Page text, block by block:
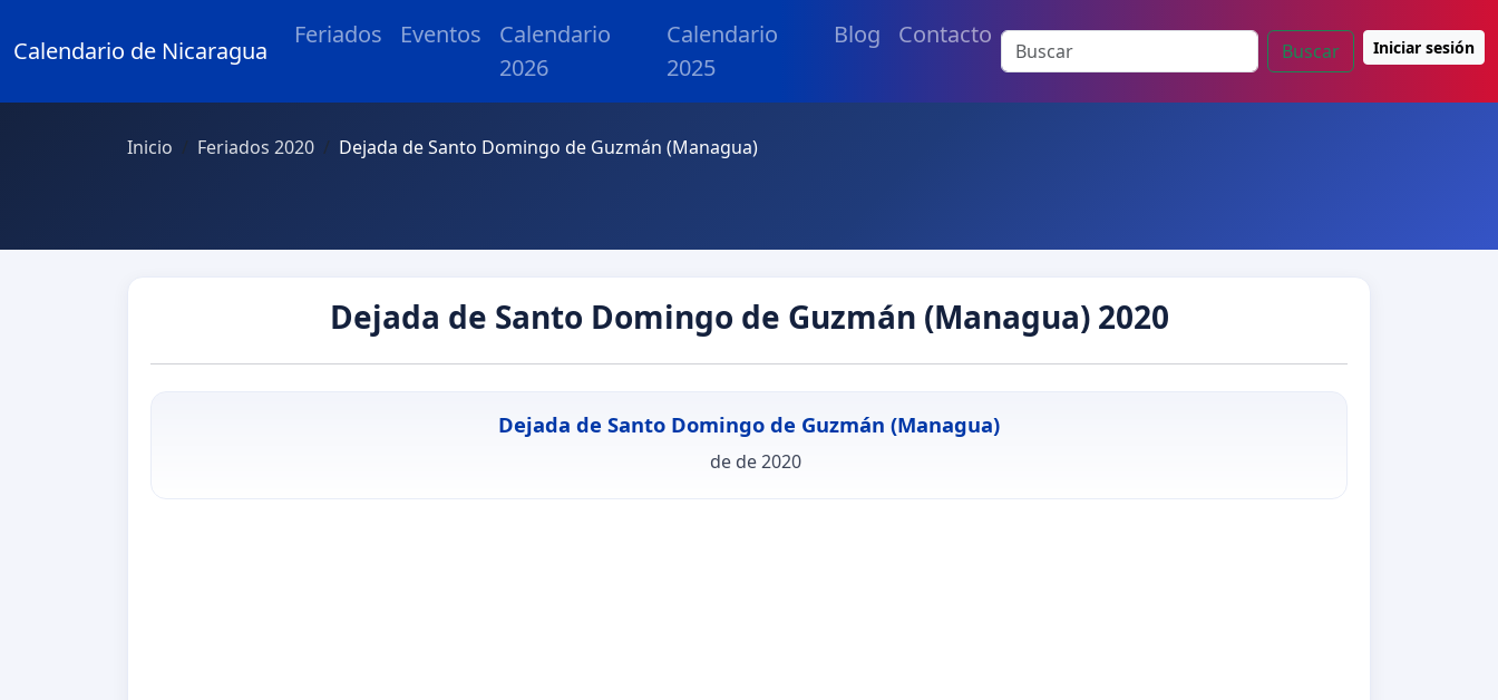
Calendario de Nicaragua
Feriados Eventos
Calendario
2026
Calendario
2025
Blog Contacto
Buscar Iniciar sesión
Inicio Feriados 2020 Dejada de Santo Domingo de Guzmán (Managua)
Dejada de Santo Domingo de Guzmán (Managua) 2020
Dejada de Santo Domingo de Guzmán (Managua)
de de 2020